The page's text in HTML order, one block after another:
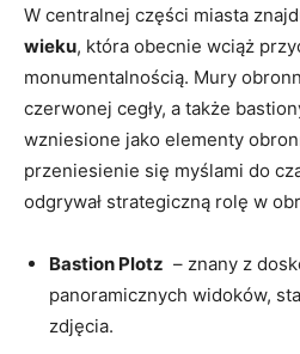
W centralnej ⁢części miasta​
wieku, która ⁣obecnie wciąż
monumentalnością.‌ Mury
czerwonej cegły, a⁣ także
wzniesione‍ jako⁢ elementy
przeniesienie się myślami do
odgrywał strategiczną rolę w⁣
Bastion ‍Plotz
– znany z
panoramicznych widoków,​
‌zdjęcia.